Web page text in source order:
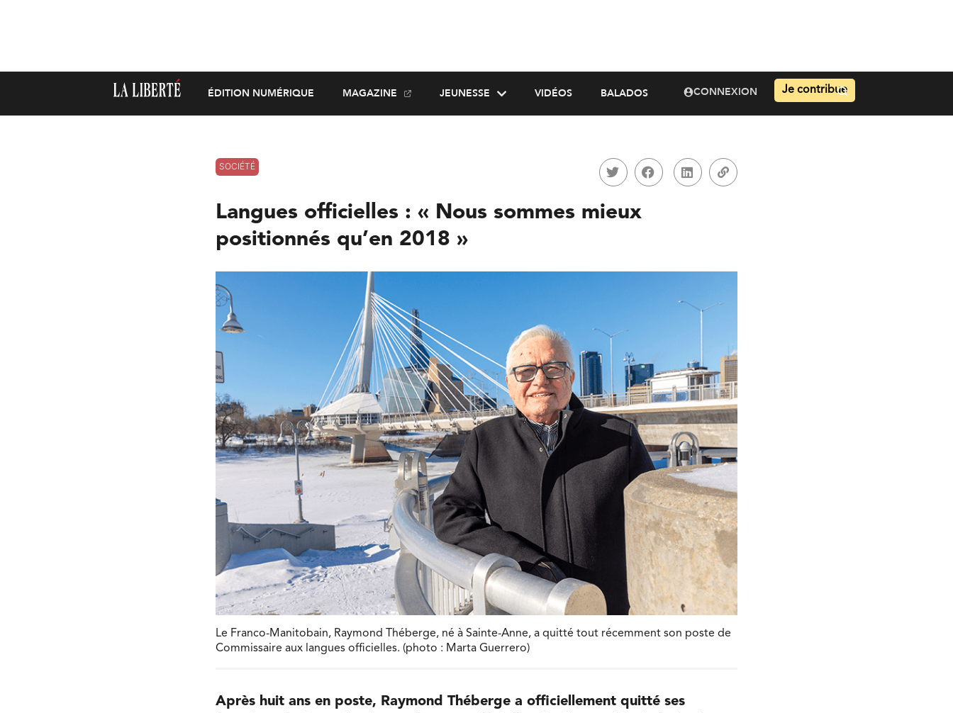
ÉDITION NUMÉRIQUE MAGAZINE JEUNESSE VIDÉOS BALADOS CONNEXION Je contribue
SOCIÉTÉ
Langues officielles : « Nous sommes mieux
positionnés qu’en 2018 »
Le Franco-Manitobain, Raymond Théberge, né à Sainte-Anne, a quitté tout récemment son poste de
Commissaire aux langues officielles. (photo : Marta Guerrero)
Après huit ans en poste, Raymond Théberge a officiellement quitté ses